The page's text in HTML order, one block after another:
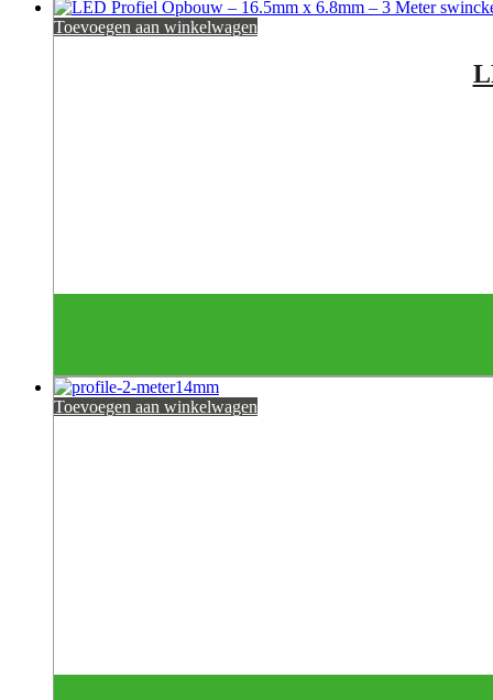
Toevoegen aan winkelwagen
Toevoegen aan winkelwagen